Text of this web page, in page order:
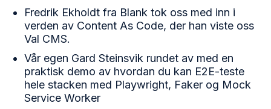
Fredrik Ekholdt fra Blank tok oss med inn i
verden av Content As Code, der han viste oss
Val CMS.
Vår egen Gard Steinsvik rundet av med en
praktisk demo av hvordan du kan E2E-teste
hele stacken med Playwright, Faker og Mock
Service Worker